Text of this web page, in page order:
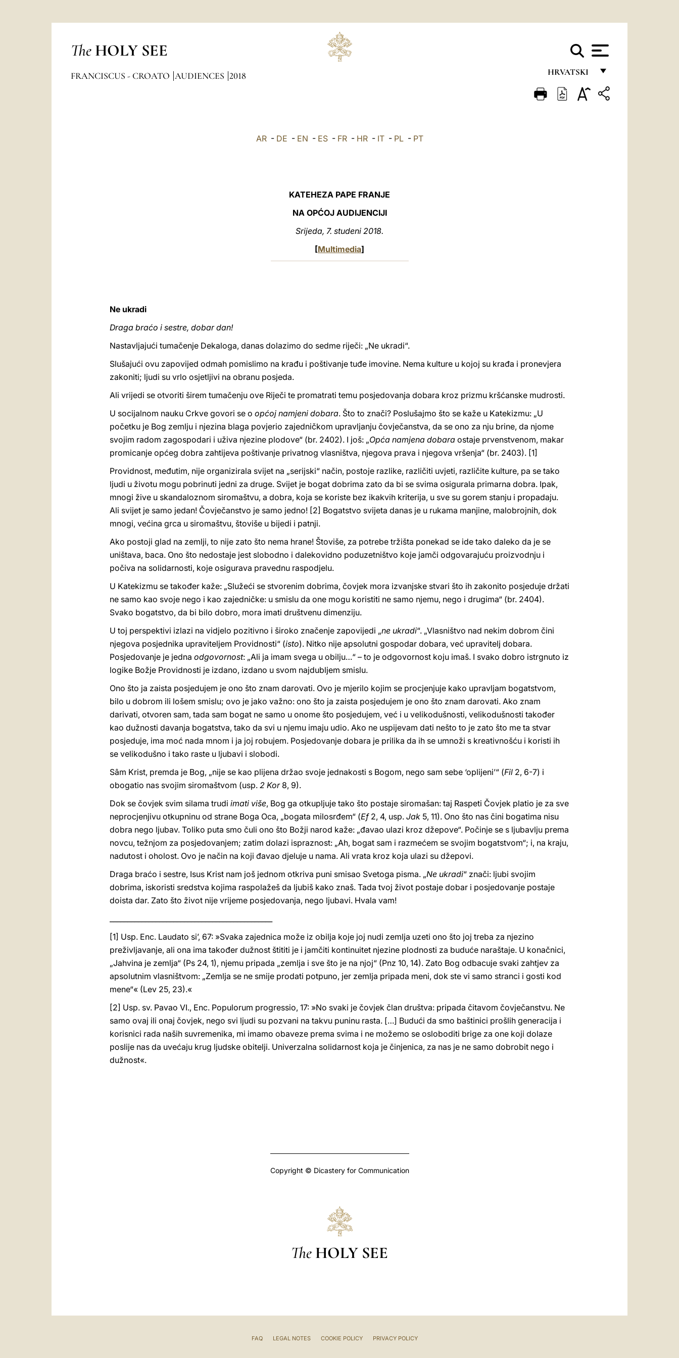
The HOLY SEE
HRVATSKI
FRANÇAIS
FRANCISCUS - CROATO AUDIENCES 2018
AR- DE - EN - ES- FR- HR- IT- PL- PT
KATEHEZA PAPE FRANJE
NA OPĆOJ AUDIJENCIJI
Srijeda, 7. studeni 2018.
[Multimedia]
Ne ukradi
Draga braćo i sestre, dobar dan!
Nastavljajući tumačenje Dekaloga, danas dolazimo do sedme riječi: „Ne ukradi“.
Slušajući ovu zapovijed odmah pomislimo na krađu i poštivanje tuđe imovine. Nema kulture u kojoj su krađa i pronevjera
zakoniti; ljudi su vrlo osjetljivi na obranu posjeda.
Ali vrijedi se otvoriti širem tumačenju ove Riječi te promatrati temu posjedovanja dobara kroz prizmu kršćanske mudrosti.
U socijalnom nauku Crkve govori se o općoj namjeni dobara. Što to znači? Poslušajmo što se kaže u Katekizmu: „U
početku je Bog zemlju i njezina blaga povjerio zajedničkom upravljanju čovječanstva, da se ono za nju brine, da njome
svojim radom zagospodari i uživa njezine plodove“ (br. 2402). I još: „Opća namjena dobara ostaje prvenstvenom, makar
promicanje općeg dobra zahtijeva poštivanje privatnog vlasništva, njegova prava i njegova vršenja“ (br. 2403). [1]
Providnost, međutim, nije organizirala svijet na „serijski“ način, postoje razlike, različiti uvjeti, različite kulture, pa se tako
ljudi u životu mogu pobrinuti jedni za druge. Svijet je bogat dobrima zato da bi se svima osigurala primarna dobra. Ipak,
mnogi žive u skandaloznom siromaštvu, a dobra, koja se koriste bez ikakvih kriterija, u sve su gorem stanju i propadaju.
Ali svijet je samo jedan! Čovječanstvo je samo jedno! [2] Bogatstvo svijeta danas je u rukama manjine, malobrojnih, dok
mnogi, većina grca u siromaštvu, štoviše u bijedi i patnji.
Ako postoji glad na zemlji, to nije zato što nema hrane! Štoviše, za potrebe tržišta ponekad se ide tako daleko da je se
uništava, baca. Ono što nedostaje jest slobodno i dalekovidno poduzetništvo koje jamči odgovarajuću proizvodnju i
počiva na solidarnosti, koje osigurava pravednu raspodjelu.
U Katekizmu se također kaže: „Služeći se stvorenim dobrima, čovjek mora izvanjske stvari što ih zakonito posjeduje držati
ne samo kao svoje nego i kao zajedničke: u smislu da one mogu koristiti ne samo njemu, nego i drugima“ (br. 2404).
Svako bogatstvo, da bi bilo dobro, mora imati društvenu dimenziju.
U toj perspektivi izlazi na vidjelo pozitivno i široko značenje zapovijedi „ne ukradi“. „Vlasništvo nad nekim dobrom čini
njegova posjednika upraviteljem Providnosti“ (isto). Nitko nije apsolutni gospodar dobara, već upravitelj dobara.
Posjedovanje je jedna odgovornost: „Ali ja imam svega u obilju…“ – to je odgovornost koju imaš. I svako dobro istrgnuto iz
logike Božje Providnosti je izdano, izdano u svom najdubljem smislu.
Ono što ja zaista posjedujem je ono što znam darovati. Ovo je mjerilo kojim se procjenjuje kako upravljam bogatstvom,
bilo u dobrom ili lošem smislu; ovo je jako važno: ono što ja zaista posjedujem je ono što znam darovati. Ako znam
darivati, otvoren sam, tada sam bogat ne samo u onome što posjedujem, već i u velikodušnosti, velikodušnosti također
kao dužnosti davanja bogatstva, tako da svi u njemu imaju udio. Ako ne uspijevam dati nešto to je zato što me ta stvar
posjeduje, ima moć nada mnom i ja joj robujem. Posjedovanje dobara je prilika da ih se umnoži s kreativnošću i koristi ih
se velikodušno i tako raste u ljubavi i slobodi.
Sâm Krist, premda je Bog, „nije se kao plijena držao svoje jednakosti s Bogom, nego sam sebe ‘oplijeni’“ (Fil 2, 6-7) i
obogatio nas svojim siromaštvom (usp. 2 Kor8, 9).
Dok se čovjek svim silama trudi imati više, Bog ga otkupljuje tako što postaje siromašan: taj Raspeti Čovjek platio je za sve
neprocjenjivu otkupninu od strane Boga Oca, „bogata milosrđem“ (Ef2, 4, usp. Jak 5, 11). Ono što nas čini bogatima nisu
dobra nego ljubav. Toliko puta smo čuli ono što Božji narod kaže: „đavao ulazi kroz džepove“. Počinje se s ljubavlju prema
novcu, težnjom za posjedovanjem; zatim dolazi ispraznost: „Ah, bogat sam i razmećem se svojim bogatstvom“; i, na kraju,
nadutost i oholost. Ovo je način na koji đavao djeluje u nama. Ali vrata kroz koja ulazi su džepovi.
Draga braćo i sestre, Isus Krist nam još jednom otkriva puni smisao Svetoga pisma. „Ne ukradi“ znači: ljubi svojim
dobrima, iskoristi sredstva kojima raspolažeš da ljubiš kako znaš. Tada tvoj život postaje dobar i posjedovanje postaje
doista dar. Zato što život nije vrijeme posjedovanja, nego ljubavi. Hvala vam!
[1] Usp. Enc. Laudato si’, 67: »Svaka zajednica može iz obilja koje joj nudi zemlja uzeti ono što joj treba za njezino
preživljavanje, ali ona ima također dužnost štititi je i jamčiti kontinuitet njezine plodnosti za buduće naraštaje. U konačnici,
„Jahvina je zemlja“ (Ps 24, 1), njemu pripada „zemlja i sve što je na njoj“ (Pnz 10, 14). Zato Bog odbacuje svaki zahtjev za
apsolutnim vlasništvom: „Zemlja se ne smije prodati potpuno, jer zemlja pripada meni, dok ste vi samo stranci i gosti kod
mene“« (Lev 25, 23).«
[2] Usp. sv. Pavao VI., Enc. Populorum progressio, 17: »No svaki je čovjek član društva: pripada čitavom čovječanstvu. Ne
samo ovaj ili onaj čovjek, nego svi ljudi su pozvani na takvu puninu rasta. […] Budući da smo baštinici prošlih generacija i
korisnici rada naših suvremenika, mi imamo obaveze prema svima i ne možemo se osloboditi brige za one koji dolaze
poslije nas da uvećaju krug ljudske obitelji. Univerzalna solidarnost koja je činjenica, za nas je ne samo dobrobit nego i
dužnost«.
Copyright © Dicastery for Communication
The HOLY SEE
FAQ LEGAL NOTES COOKIE POLICY PRIVACY POLICY